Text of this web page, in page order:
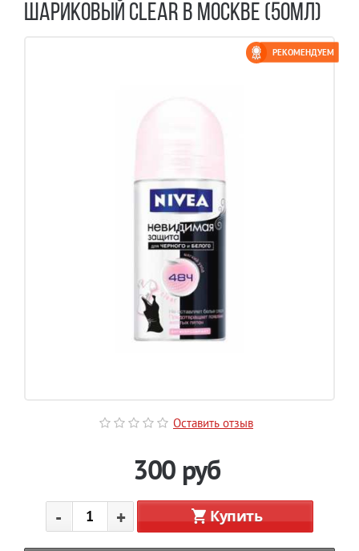
ШАРИКОВЫЙ CLEAR В МОСКВЕ (50МЛ)
РЕКОМЕНДУЕМ
Оставить отзыв
300 руб
- + Купить